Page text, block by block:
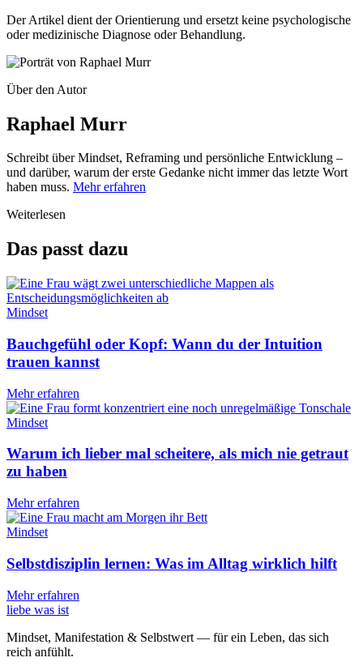
Der Artikel dient der Orientierung und ersetzt keine psychologische
oder medizinische Diagnose oder Behandlung.
Über den Autor
Raphael Murr
Schreibt über Mindset, Reframing und persönliche Entwicklung –
und darüber, warum der erste Gedanke nicht immer das letzte Wort
haben muss. Mehr erfahren
Weiterlesen
Das passt dazu
Mindset
Bauchgefühl oder Kopf: Wann du der Intuition
trauen kannst
Mehr erfahren
Mindset
Warum ich lieber mal scheitere, als mich nie getraut
zu haben
Mehr erfahren
Mindset
Selbstdisziplin lernen: Was im Alltag wirklich hilft
Mehr erfahren
liebe was ist
Mindset, Manifestation & Selbstwert — für ein Leben, das sich
reich anfühlt.